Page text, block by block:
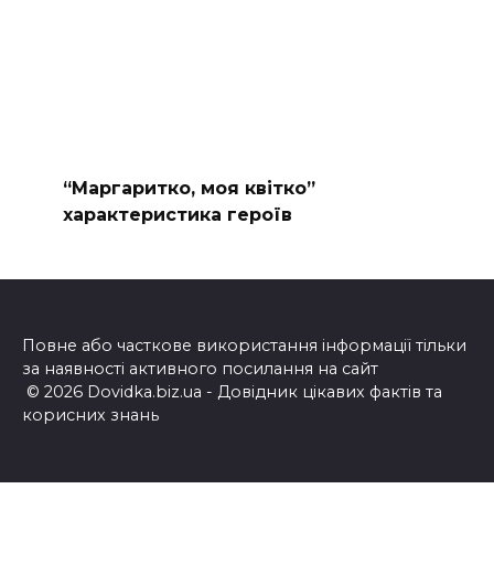
“Маргаритко, моя квітко”
характеристика героїв
Повне або часткове використання інформації тільки
за наявності активного посилання на сайт
© 2026 Dovidka.biz.ua - Довідник цікавих фактів та
корисних знань